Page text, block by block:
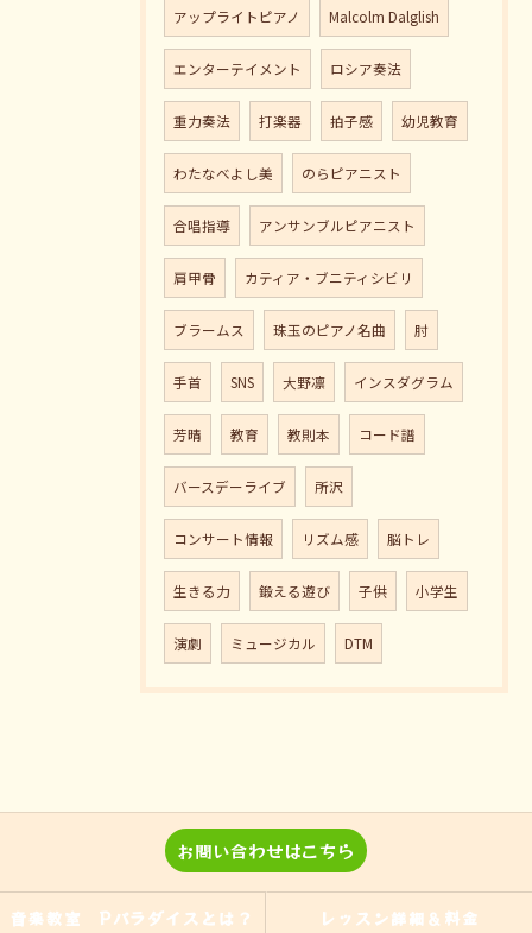
アップライトピアノ Malcolm Dalglish
エンターテイメント ロシア奏法
重力奏法 打楽器 拍子感 幼児教育
わたなべよし美 のらピアニスト
合唱指導 アンサンブルピアニスト
肩甲骨 カティア・ブニティシビリ
ブラームス 珠玉のピアノ名曲 肘
手首 SNS 大野凛 インスダグラム
芳晴 教育 教則本 コード譜
バースデーライブ 所沢
コンサート情報 リズム感 脳トレ
生きる力 鍛える遊び 子供 小学生
演劇 ミュージカル DTM
お問い合わせはこちら
音楽教室 Pパラダイスとは？ レッスン詳細＆料金